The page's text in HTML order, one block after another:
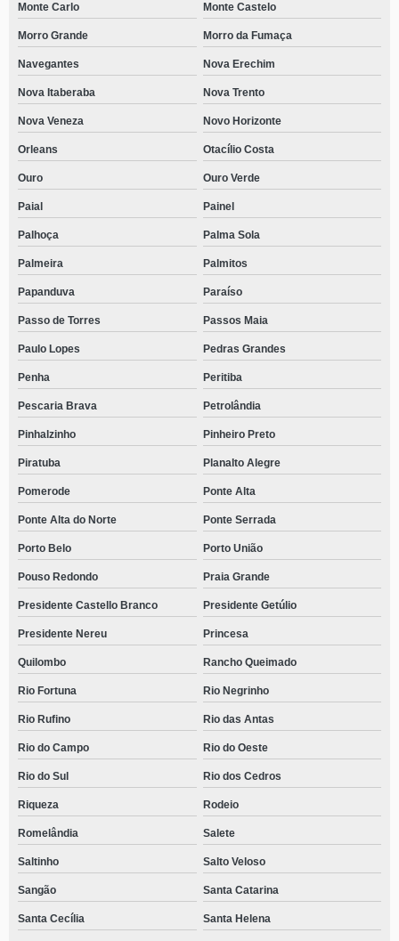
Monte Carlo Monte Castelo
Morro Grande Morro da Fumaça
Navegantes Nova Erechim
Nova Itaberaba Nova Trento
Nova Veneza Novo Horizonte
Orleans Otacílio Costa
Ouro Ouro Verde
Paial Painel
Palhoça Palma Sola
Palmeira Palmitos
Papanduva Paraíso
Passo de Torres Passos Maia
Paulo Lopes Pedras Grandes
Penha Peritiba
Pescaria Brava Petrolândia
Pinhalzinho Pinheiro Preto
Piratuba Planalto Alegre
Pomerode Ponte Alta
Ponte Alta do Norte Ponte Serrada
Porto Belo Porto União
Pouso Redondo Praia Grande
Presidente Castello Branco Presidente Getúlio
Presidente Nereu Princesa
Quilombo Rancho Queimado
Rio Fortuna Rio Negrinho
Rio Rufino Rio das Antas
Rio do Campo Rio do Oeste
Rio do Sul Rio dos Cedros
Riqueza Rodeio
Romelândia Salete
Saltinho Salto Veloso
Sangão Santa Catarina
Santa Cecília Santa Helena